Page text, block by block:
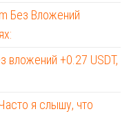
Без Вложений
вложений +0.27 USDT,
я слышу, что